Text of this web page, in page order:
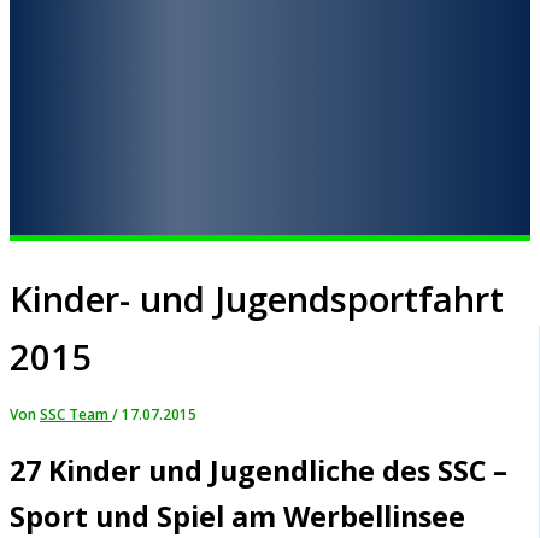
Kinder- und Jugendsportfahrt
2015
VonSSC Team/17.07.2015
27 Kinder und Jugendliche des SSC –
Sport und Spiel am Werbellinsee